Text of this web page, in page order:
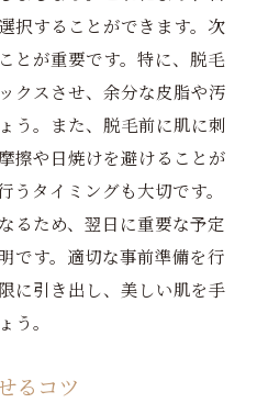
択することができます。次
とが重要です。特に、脱毛
クスさせ、余分な皮脂や汚
う。また、脱毛前に肌に刺
擦や日焼けを避けることが
タイミングも大切です。
るため、翌日に重要な予定
です。適切な事前準備を行
に引き出し、美しい肌を手
う。
るコツ